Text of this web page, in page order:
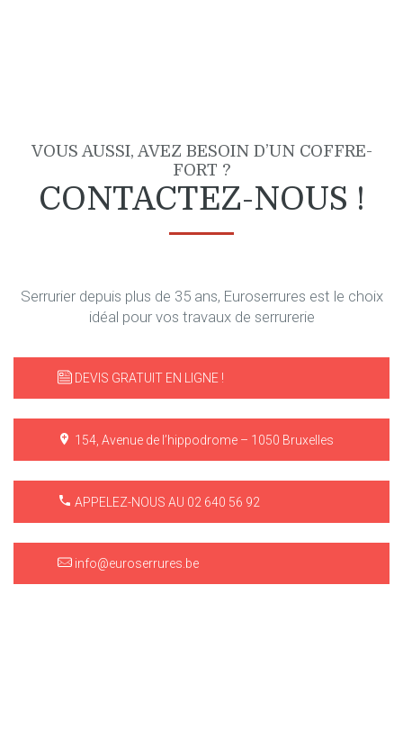
VOUS AUSSI, AVEZ BESOIN D’UN COFFRE-
FORT ?
CONTACTEZ-NOUS !
Serrurier depuis plus de 35 ans, Euroserrures est le choix
idéal pour vos travaux de serrurerie
DEVIS GRATUIT EN LIGNE !
154, Avenue de l’hippodrome – 1050 Bruxelles
APPELEZ-NOUS AU 02 640 56 92
info@euroserrures.be